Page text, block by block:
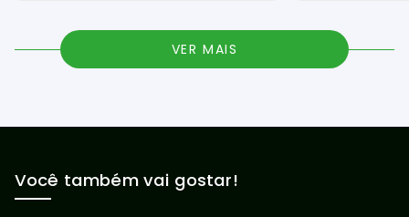
VER MAIS
Você também vai gostar!